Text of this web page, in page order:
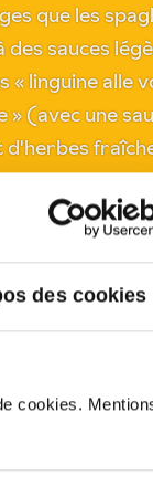
des cookies
cookies.
que les
sauces
« linguine alle
(avec une
d'herbes